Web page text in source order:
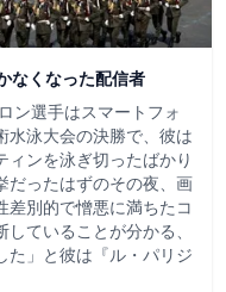
なくなった配信者
ン選手はスマートフォ
水泳大会の決勝で、彼は
ンを泳ぎ切ったばかり
だったはずのその夜、画
差別的で憎悪に満ちたコ
ていることが分かる、
た」と彼は『ル・パリジ